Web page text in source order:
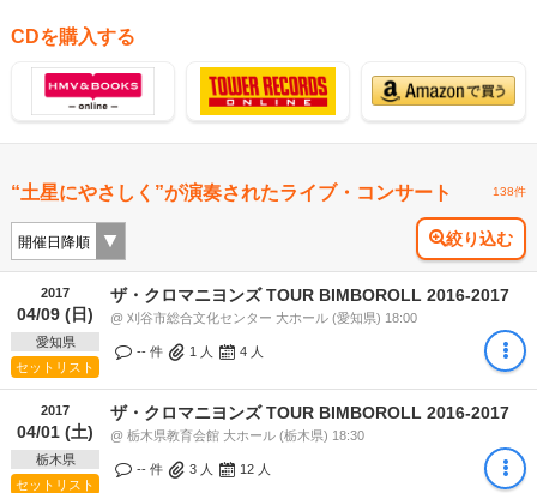
CDを購入する
“土星にやさしく”が演奏されたライブ・コンサート 138件
絞り込む
2017
04/09 (日)
愛知県
セットリスト
ザ・クロマニヨンズ TOUR BIMBOROLL 2016-2017
@ 刈谷市総合文化センター 大ホール (愛知県) 18:00
-- 件 1 人 4 人
2017
04/01 (土)
栃木県
セットリスト
ザ・クロマニヨンズ TOUR BIMBOROLL 2016-2017
@ 栃木県教育会館 大ホール (栃木県) 18:30
-- 件 3 人 12 人